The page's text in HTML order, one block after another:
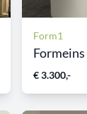
Form1
€ 3.300,-